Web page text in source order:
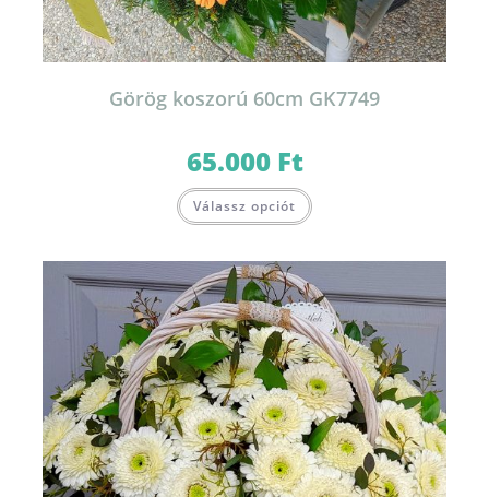
Görög koszorú 60cm GK7749
65.000 Ft
Válassz opciót